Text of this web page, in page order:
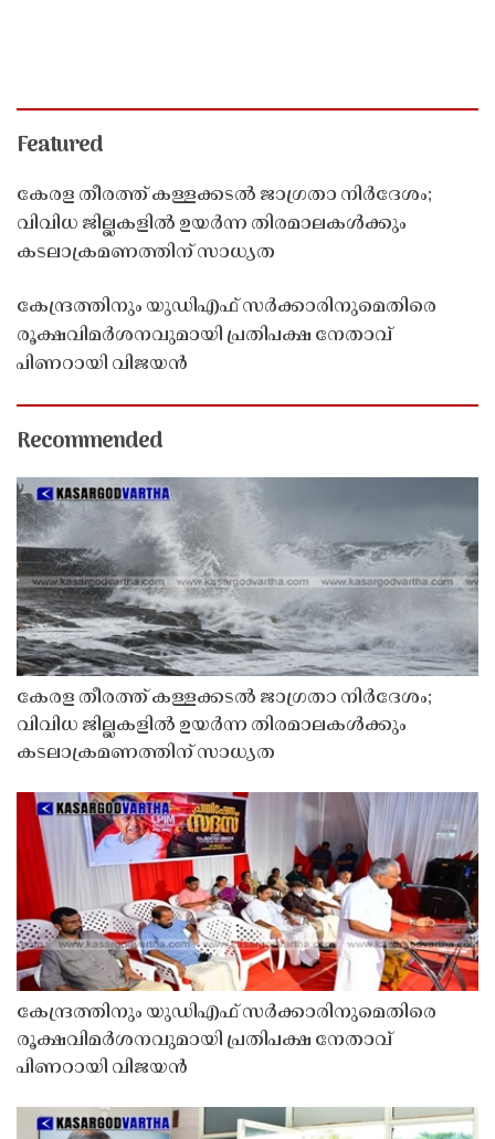
Featured
കേരള തീരത്ത് കള്ളക്കടൽ ജാഗ്രതാ നിർദേശം;
വിവിധ ജില്ലകളിൽ ഉയർന്ന തിരമാലകൾക്കും
കടലാക്രമണത്തിന് സാധ്യത
കേന്ദ്രത്തിനും യുഡിഎഫ് സർക്കാരിനുമെതിരെ
രൂക്ഷവിമർശനവുമായി പ്രതിപക്ഷ നേതാവ്
പിണറായി വിജയൻ
Recommended
കേരള തീരത്ത് കള്ളക്കടൽ ജാഗ്രതാ നിർദേശം;
വിവിധ ജില്ലകളിൽ ഉയർന്ന തിരമാലകൾക്കും
കടലാക്രമണത്തിന് സാധ്യത
കേന്ദ്രത്തിനും യുഡിഎഫ് സർക്കാരിനുമെതിരെ
രൂക്ഷവിമർശനവുമായി പ്രതിപക്ഷ നേതാവ്
പിണറായി വിജയൻ